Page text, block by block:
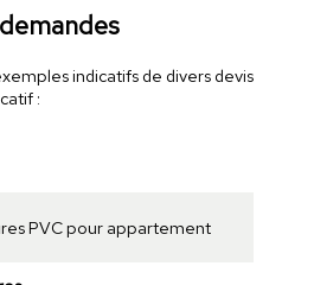
indicatifs de divers devis
:
PVC pour appartement